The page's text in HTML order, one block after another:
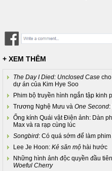
+ XEM THÊM
The Day I Died: Unclosed Case
dự án của Kim Hye Soo
Phim bộ truyền hình ngắn tập kinh
Trương Nghệ Mưu và One Second
Ống kính Quái vật Điện ảnh: Dàn
Max và ra rạp cùng lúc
Songbird: Có quá sớm để làm
Lee Je Hoon: Kẻ săn mộ hài hước
Những hình ảnh độc quyền đầu
Woeful Cherry